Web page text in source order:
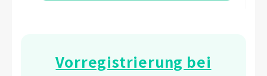
Vorregistrierung bei